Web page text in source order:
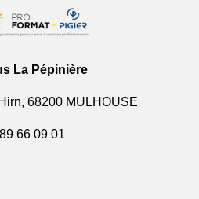
La Pépinière
68200 MULHOUSE
66 09 01